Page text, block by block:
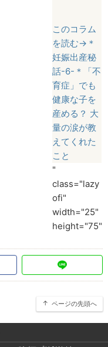
このコラム
を読む→＊
妊娠出産秘
話-6-＊「不
育症」でも
健康な子を
産める？ 大
量の涙が教
えてくれた
こと
"
class="lazy
ofi"
width="25"
height="75">
ページの先頭へ